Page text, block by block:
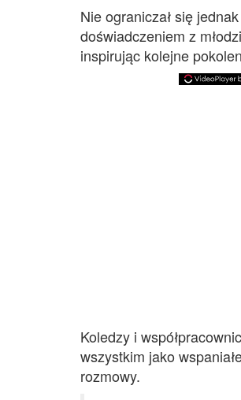
Nie ograniczał się
doświadczeniem z
inspirując kolejne
Koledzy i
wszystkim jako
rozmowy.